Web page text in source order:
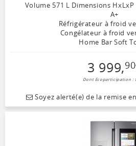
Volume 571 L Dimensions HxLxP
A+
Réfrigérateur à froid
Congélateur à froid
Home Bar Soft
3 999,90
Dont Ecoparticipation :
Soyez alerté(e) de la remise